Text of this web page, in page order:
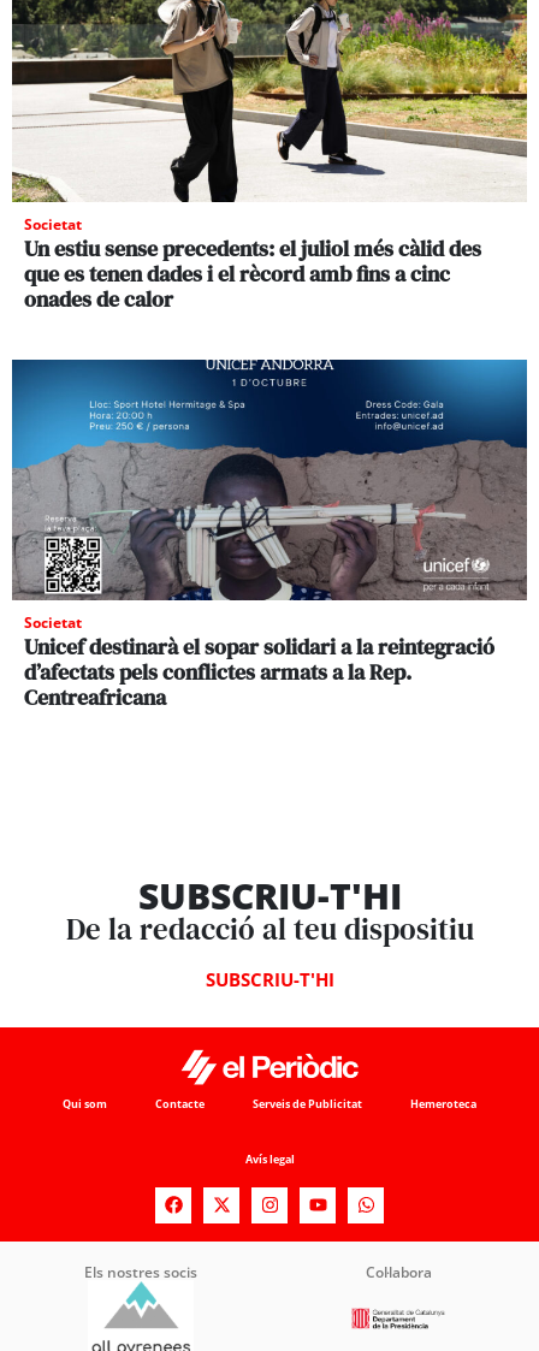
Societat
Un estiu sense precedents: el juliol més càlid des
que es tenen dades i el rècord amb fins a cinc
onades de calor
Societat
Unicef destinarà el sopar solidari a la reintegració
d’afectats pels conflictes armats a la Rep.
Centreafricana
SUBSCRIU-T'HI
De la redacció al teu dispositiu
SUBSCRIU-T'HI
Qui som Contacte Serveis de Publicitat Hemeroteca
Avís legal
Els nostres socis Col·labora